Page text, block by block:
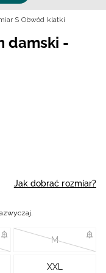
S Obwód klatki
damski -
Jak dobrać rozmiar?
M
XXL